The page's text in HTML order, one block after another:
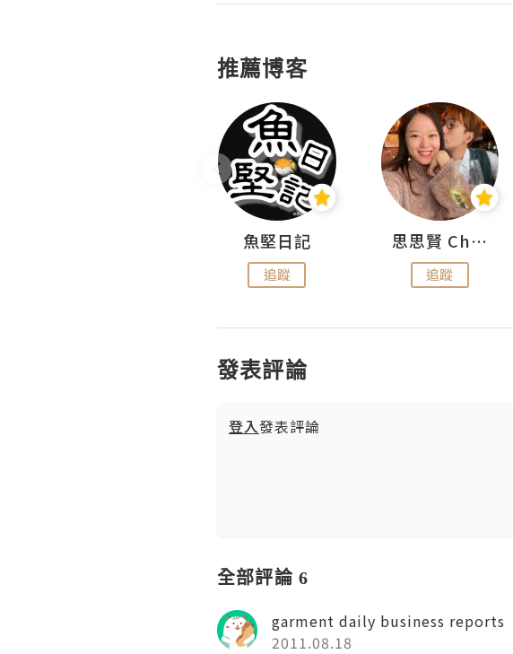
推薦博客
魚堅日記
追蹤
思思賢 ChillMyBabe
追蹤
發表評論
登入發表評論
全部評論 6
garment daily business reports
2011.08.18